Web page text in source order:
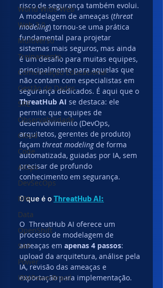
World Wide Web
Web 3.0
Multiverso
Treinamento
Comunicação Educacional
Gestão de Dados
SRE
Observabilidade
Cloud
Code
AIOps
DevSecOps
RPA
Data
OpenShift
SAP
Power
IBMPowerBrasil
risco de segurança também evolui.
A modelagem de ameaças (threat
modeling) tornou-se uma prática
fundamental para projetar
sistemas mais seguros, mas ainda
é um desafio para muitas equipes,
principalmente para aquelas que
não contam com especialistas em
segurança dedicados. É aqui que o
ThreatHub AI se destaca: ele
permite que equipes de
desenvolvimento (DevOps,
arquitetos, gerentes de produto)
façam threat modeling de forma
automatizada, guiadas por IA, sem
precisar de profundo
conhecimento em segurança.
O que é o ThreatHub AI:
O  ThreatHub AI oferece um
processo de modelagem de
ameaças em apenas 4 passos:
upload da arquitetura, análise pela
IA, revisão das ameaças e
exportação para implementação.